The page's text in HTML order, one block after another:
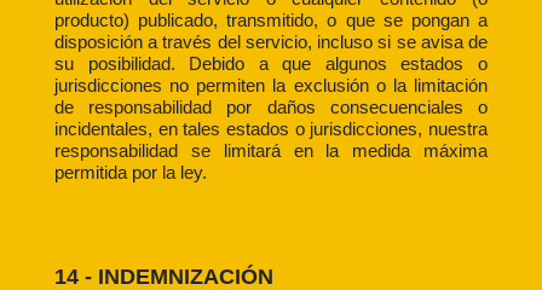
producto) publicado, transmitido, o que se pongan a
disposición a través del servicio, incluso si se avisa de
su posibilidad. Debido a que algunos estados o
jurisdicciones no permiten la exclusión o la limitación
de responsabilidad por daños consecuenciales o
incidentales, en tales estados o jurisdicciones, nuestra
responsabilidad se limitará en la medida máxima
permitida por la ley.
14 - INDEMNIZACIÓN